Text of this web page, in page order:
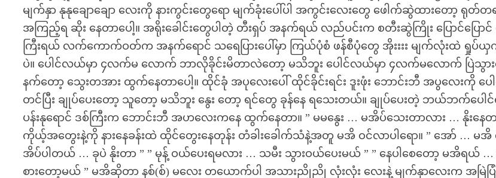
မျက်နှာ နုနုချောချော လေးကို နားကွင်းတွေရော မျက်ခုံးပေါ်ပါ အကွင်းလေးတွေ ဖေါက်ဆွဲထားတော့ ရု
အကြည့်ရ ဆိုး နေတာပေါ့။ အရိုးခေါင်းတွေပါတဲ့ တီးရှပ် အနက်ရယ် လည်ပင်းက စတီးဆွဲကြိုး ပြောင်ပြ
ကြီးရယ် လက်ကောက်ဝတ်က အနက်ရောင် သရေပြားပေါ်မှာ ကြယ်ပုံစံ ဖန်စီပုံတွေ အိုးးးး မျက်လုံးထဲ ရှုပ်
ပဲ။ ပေါင်လယ်မှာ ၄လက်မ လောက် ဘာလိုခိုင်းမိတာလဲတော့ မသိဘူး ပေါင်လယ်မှာ ၄လက်မလောက် ပြဲသွာ
နက်တော့ သွေးတအား ထွက်နေတာပေါ့။ ထိုင်ခုံ အပုလေးပေါ် ထိုင်ခိုင်းရင်း ဒူးဖုံး ဘောင်းဘီ အပွလေးကို ပေ
တင်ပြီး ချုပ်ပေးတော့ သူတော့ မသိဘူး နွေး တော့ ရင်တွေ ခုန်နေ ရသေးတယ်။ ချုပ်ပေးတဲ့ ဘယ်ဘက်ပေါင်
ပန်းနုရောင် ဒစ်ကြီးက ဘောင်းဘီ အဟလေးကနေ ထွက်နေတာ။ ” မမနွေး … မအိပ်သေးတာလား … နိုးနေတ
ကိုယ့်အတွေးနဲ့ကို နားနေခန်းထဲ ထိုင်တွေးနေတုန်း တံခါးခေါက်သံနဲ့အတူ မအိ ဝင်လာပါရော။ ” အော် … မ
အိပ်ပါတယ် … ခုပဲ နိုးတာ ” ” မုန့် ဝယ်ပေးရမလား … သမီး သွားဝယ်ပေးမယ် ” ” နေပါစေတော့ မအိရယ်
စားတော့မယ် ” မအိဆိုတာ နစ်(စ်) မလေး တယောက်ပါ အသားညိုညို လုံးလုံး လေးနဲ့ မျက်နှာလေးက အမြဲပ